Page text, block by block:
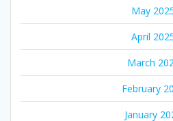
May
April
March
February
January